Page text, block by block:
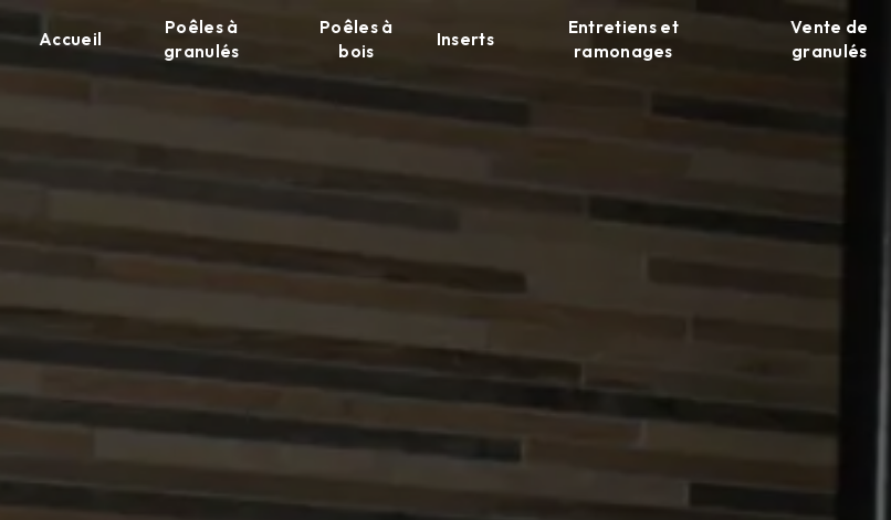
Accueil
Poêles à
granulés
Poêles à
bois
Inserts
Entretiens et
ramonages
Vente de
granulés
Panneau de gestion des cookies